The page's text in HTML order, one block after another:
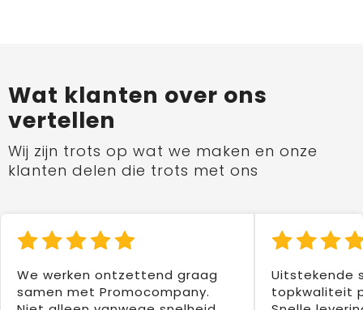
Wat klanten over ons
vertellen
Wij zijn trots op wat we maken en onze
klanten delen die trots met ons
We werken ontzettend graag
samen met Promocompany.
Uitstekende
topkwaliteit